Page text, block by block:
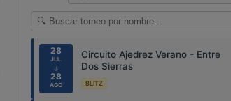
28
JUL
↓
28
AGO
Circuito Ajedrez Verano - Entre
Dos Sierras
BLITZ